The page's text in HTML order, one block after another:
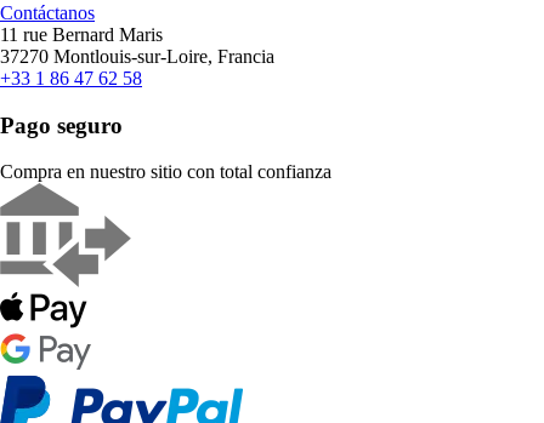
Contáctanos
11 rue Bernard Maris
37270 Montlouis-sur-Loire, Francia
+33 1 86 47 62 58
Pago seguro
Compra en nuestro sitio con total confianza